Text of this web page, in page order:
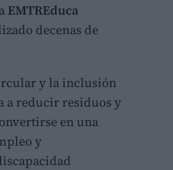
EMTREduca
decenas de
y la inclusión
a reducir residuos y
en una
y